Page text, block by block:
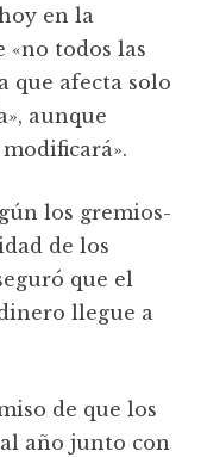
en la
«no todos las
que afecta solo
aunque
los gremios-
de los
que el
llegue a
de que los
año junto con